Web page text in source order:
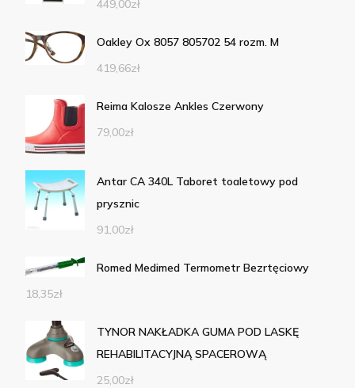
449,00zł
Oakley Ox 8057 805702 54 rozm. M
419,66zł
Reima Kalosze Ankles Czerwony
79,00zł
Antar CA 340L Taboret toaletowy pod
prysznic
91,00zł
Romed Medimed Termometr Bezrtęciowy
18,35zł
TYNOR NAKŁADKA GUMA POD LASKĘ
REHABILITACYJNĄ SPACEROWĄ
25,00zł